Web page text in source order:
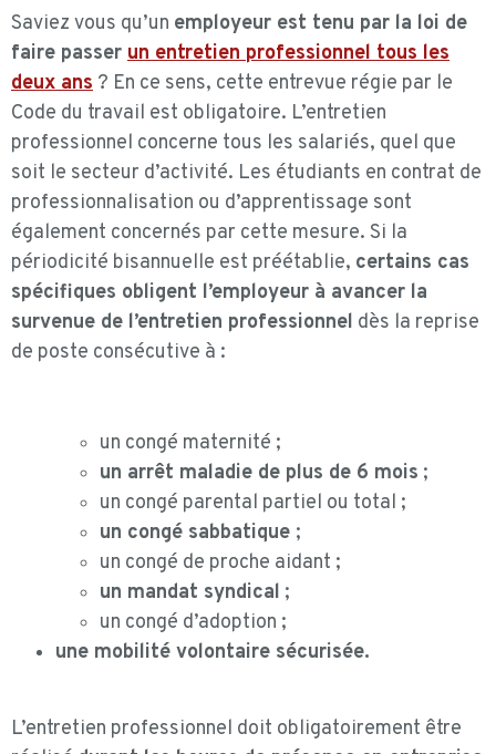
Saviez vous qu’un employeur est tenu par la loi de
faire passer un entretien professionnel tous les
deux ans ? En ce sens, cette entrevue régie par le
Code du travail est obligatoire. L’entretien
professionnel concerne tous les salariés, quel que
soit le secteur d’activité. Les étudiants en contrat de
professionnalisation ou d’apprentissage sont
également concernés par cette mesure. Si la
périodicité bisannuelle est préétablie, certains cas
spécifiques obligent l’employeur à avancer la
survenue de l’entretien professionnel dès la reprise
de poste consécutive à :
un congé maternité ;
un arrêt maladie de plus de 6 mois ;
un congé parental partiel ou total ;
un congé sabbatique ;
un congé de proche aidant ;
un mandat syndical ;
un congé d’adoption ;
une mobilité volontaire sécurisée.
L’entretien professionnel doit obligatoirement être